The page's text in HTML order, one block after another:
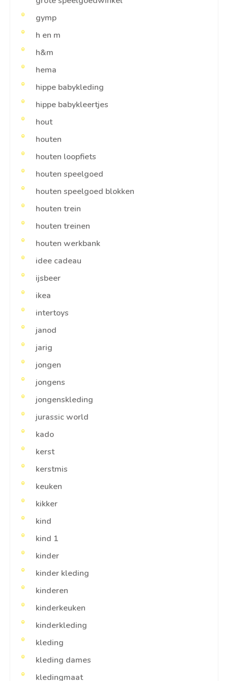
gymp
h en m
h&m
hema
hippe babykleding
hippe babykleertjes
hout
houten
houten loopfiets
houten speelgoed
houten speelgoed blokken
houten trein
houten treinen
houten werkbank
idee cadeau
ijsbeer
ikea
intertoys
janod
jarig
jongen
jongens
jongenskleding
jurassic world
kado
kerst
kerstmis
keuken
kikker
kind
kind 1
kinder
kinder kleding
kinderen
kinderkeuken
kinderkleding
kleding
kleding dames
kledingmaat